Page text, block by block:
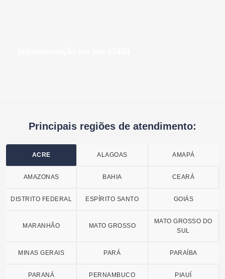
Principais regiões de atendimento:
ACRE ALAGOAS AMAPÁ
AMAZONAS BAHIA CEARÁ
DISTRITO FEDERAL ESPÍRITO SANTO GOIÁS
MARANHÃO MATO GROSSO
MATO GROSSO DO
SUL
MINAS GERAIS PARÁ PARAÍBA
PARANÁ PERNAMBUCO PIAUÍ